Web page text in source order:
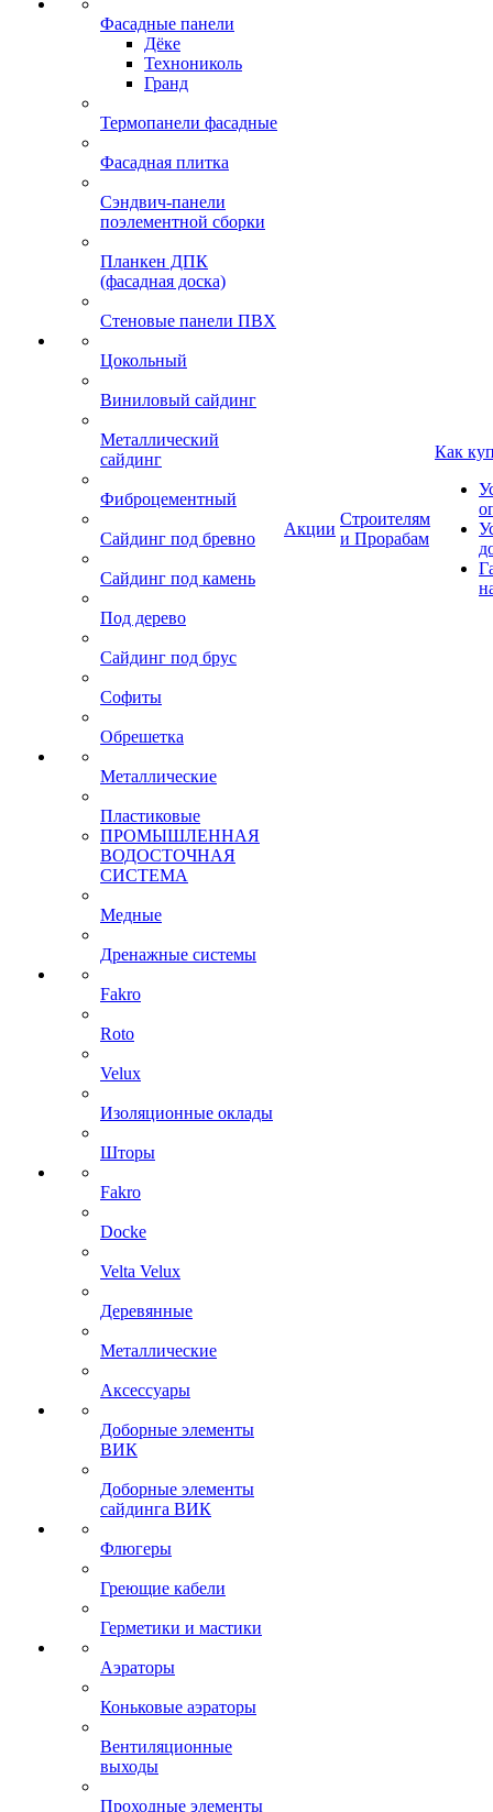
Фасадные панели
Дёке
Технониколь
Гранд
Термопанели фасадные
Фасадная плитка
Сэндвич-панели
поэлементной сборки
Планкен ДПК
(фасадная доска)
Стеновые панели ПВХ
Цокольный
Виниловый сайдинг
Металлический
сайдинг
Фиброцементный
Сайдинг под бревно
Сайдинг под камень
Под дерево
Сайдинг под брус
Софиты
Обрешетка
Металлические
Пластиковые
ПРОМЫШЛЕННАЯ
ВОДОСТОЧНАЯ
СИСТЕМА
Медные
Дренажные системы
Fakro
Roto
Velux
Изоляционные оклады
Шторы
Fakro
Docke
Velta Velux
Деревянные
Металлические
Аксессуары
Доборные элементы
ВИК
Доборные элементы
сайдинга ВИК
Флюгеры
Греющие кабели
Герметики и мастики
Аэраторы
Коньковые аэраторы
Вентиляционные
выходы
Проходные элементы
Акции
Строителям
и Прорабам
Как